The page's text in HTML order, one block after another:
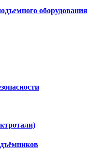
оборудования